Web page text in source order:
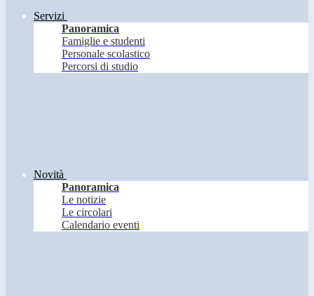
Servizi
Panoramica
Famiglie e studenti
Personale scolastico
Percorsi di studio
Novità
Panoramica
Le notizie
Le circolari
Calendario eventi